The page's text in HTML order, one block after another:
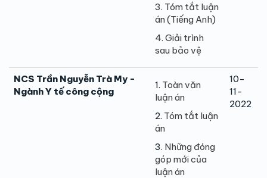
3. Tóm tắt luận
án (Tiếng Anh)
4. Giải trình
sau bảo vệ
NCS Trần Nguyễn Trà My -
Ngành Y tế công cộng
1. Toàn văn
luận án
2. Tóm tắt luận
án
3. Những đóng
góp mới của
luận án
10-
11-
2022